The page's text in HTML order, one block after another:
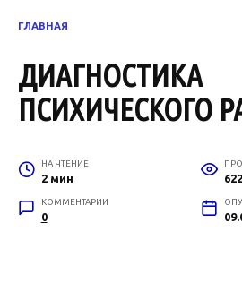
ГЛАВНАЯ
ДИАГНОСТИКА
ПСИХИЧЕСКОГО
НА ЧТЕНИЕ
2 мин 622
КОММЕНТАРИИ
0